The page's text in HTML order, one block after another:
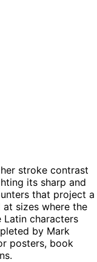
stroke contrast
its sharp and
that project a
sizes where the
Latin characters
by Mark
posters, book